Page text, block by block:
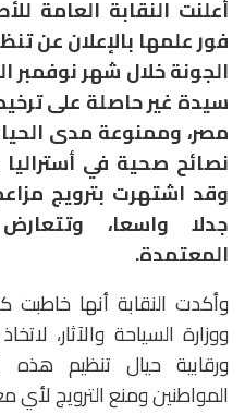
أعلنت النقابة العامة
فور علمها بالإعلان عن
الجونة خلال شهر نوفمبر
سيدة غير حاصلة على
مصر، وممنوعة مدى
نصائح صحية في
وقد اشتهرت بترويج
جدلا واسعا،
المعتمدة.
وأكدت النقابة أنها
ووزارة السياحة والآثار،
ورقابية حيال تنظيم
المواطنين ومنع الترويج